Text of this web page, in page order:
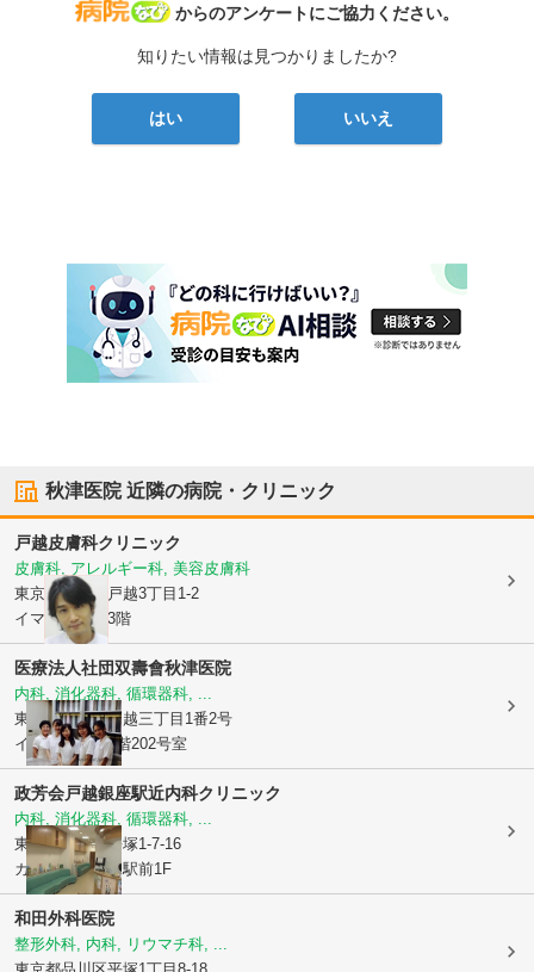
病院なび
からのアンケートにご協力ください。
知りたい情報は見つかりましたか?
はい いいえ
秋津医院近隣の病院・クリニック
戸越皮膚科クリニック
皮膚科, アレルギー科, 美容皮膚科
東京都品川区
戸越3丁目1-2
イマールビル3階
医療法人社団双壽會秋津医院
内科, 消化器科, 循環器科, ...
東京都品川区戸越三丁目1番2号
イマールビル2階202号室
政芳会戸越銀座駅近内科クリニック
内科, 消化器科, 循環器科, ...
東京都品川区平塚1-7-16
カスタリア戸越駅前1F
和田外科医院
整形外科, 内科, リウマチ科, ...